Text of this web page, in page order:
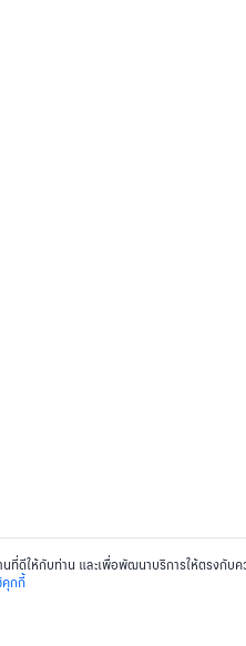
นที่ดีให้กับท่าน และเพื่อพัฒนาบริการให้ตรงกับ
คุกกี้